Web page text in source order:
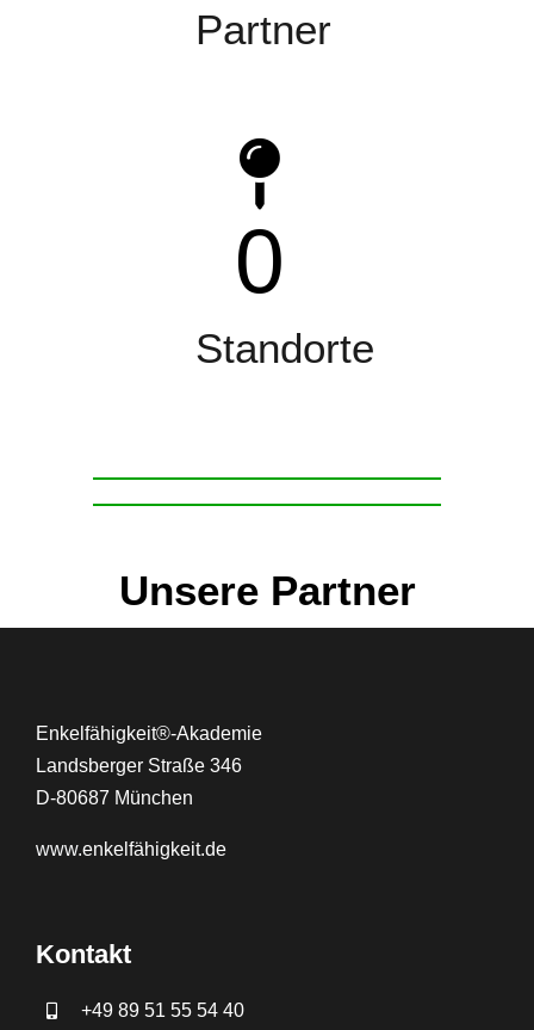
Partner
0
Standorte
Unsere Partner
Enkelfähigkeit®-Akademie
Landsberger Straße 346
D-80687 München
www.enkelfähigkeit.de
Kontakt
+49 89 51 55 54 40